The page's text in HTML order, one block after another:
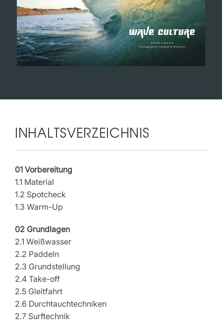
INHALTSVERZEICHNIS
01 Vorbereitung
1.1 Material
1.2 Spotcheck
1.3 Warm-Up
02 Grundlagen
2.1 Weißwasser
2.2 Paddeln
2.3 Grundstellung
2.4 Take-off
2.5 Gleitfahrt
2.6 Durchtauchtechniken
2.7 Surftechnik